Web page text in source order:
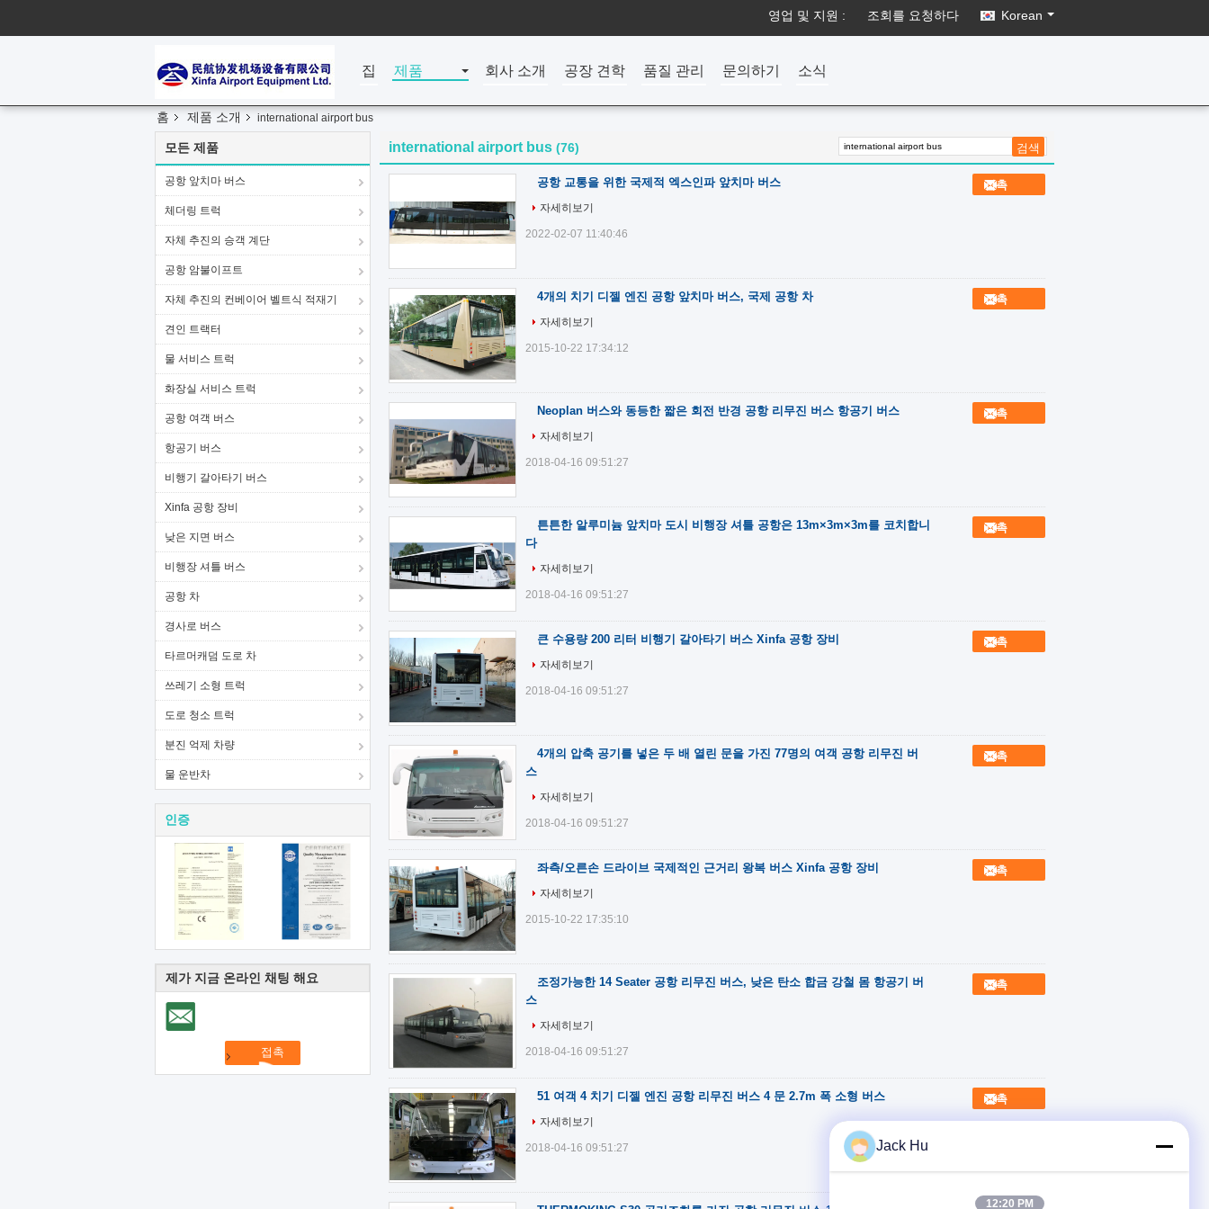
영업 및 지원 : 조회를 요청하다 Korean
집 제품 회사 소개 공장 견학 품질 관리 문의하기 소식
홈 제품 소개 international airport bus
모든 제품
공항 앞치마 버스
체더링 트럭
자체 추진의 승객 계단
공항 암불이프트
자체 추진의 컨베이어 벨트식 적재기
견인 트랙터
물 서비스 트럭
화장실 서비스 트럭
공항 여객 버스
항공기 버스
비행기 갈아타기 버스
Xinfa 공항 장비
낮은 지면 버스
비행장 셔틀 버스
공항 차
경사로 버스
타르머캐덤 도로 차
쓰레기 소형 트럭
도로 청소 트럭
분진 억제 차량
물 운반차
인증
제가 지금 온라인 채팅 해요
international airport bus (76)
공항 교통을 위한 국제적 엑스인파 앞치마 버스 접촉
자세히보기
2022-02-07 11:40:46
4개의 치기 디젤 엔진 공항 앞치마 버스, 국제 공항 차 접촉
자세히보기
2015-10-22 17:34:12
Neoplan 버스와 동등한 짧은 회전 반경 공항 리무진 버스 항공기 버스 접촉
자세히보기
2018-04-16 09:51:27
튼튼한 알루미늄 앞치마 도시 비행장 셔틀 공항은 13m×3m×3m를 코치합니
다
접촉
자세히보기
2018-04-16 09:51:27
큰 수용량 200 리터 비행기 갈아타기 버스 Xinfa 공항 장비 접촉
자세히보기
2018-04-16 09:51:27
4개의 압축 공기를 넣은 두 배 열린 문을 가진 77명의 여객 공항 리무진 버
스
접촉
자세히보기
2018-04-16 09:51:27
좌측/오른손 드라이브 국제적인 근거리 왕복 버스 Xinfa 공항 장비 접촉
자세히보기
2015-10-22 17:35:10
조정가능한 14 Seater 공항 리무진 버스, 낮은 탄소 합금 강철 몸 항공기 버
스
접촉
자세히보기
2018-04-16 09:51:27
51 여객 4 치기 디젤 엔진 공항 리무진 버스 4 문 2.7m 폭 소형 버스 접촉
자세히보기
2018-04-16 09:51:27 Jack Hu
12:20 PM